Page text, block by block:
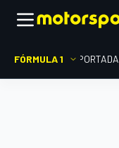
FÓRMULA 1 PORTADA